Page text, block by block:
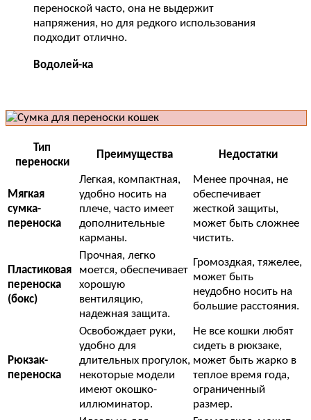
переноской часто, она не выдержит
напряжения, но для редкого использования
подходит отлично.
Водолей-ка
Тип
переноски
Преимущества Недостатки
Мягкая
сумка-
переноска
Легкая, компактная,
удобно носить на
плече, часто имеет
дополнительные
карманы.
Менее прочная, не
обеспечивает
жесткой защиты,
может быть сложнее
чистить.
Пластиковая
переноска
(бокс)
Прочная, легко
моется, обеспечивает
хорошую
вентиляцию,
надежная защита.
Громоздкая, тяжелее,
может быть
неудобно носить на
большие расстояния.
Рюкзак-
переноска
Освобождает руки,
удобно для
длительных прогулок,
некоторые модели
имеют окошко-
иллюминатор.
Не все кошки любят
сидеть в рюкзаке,
может быть жарко в
теплое время года,
ограниченный
размер.